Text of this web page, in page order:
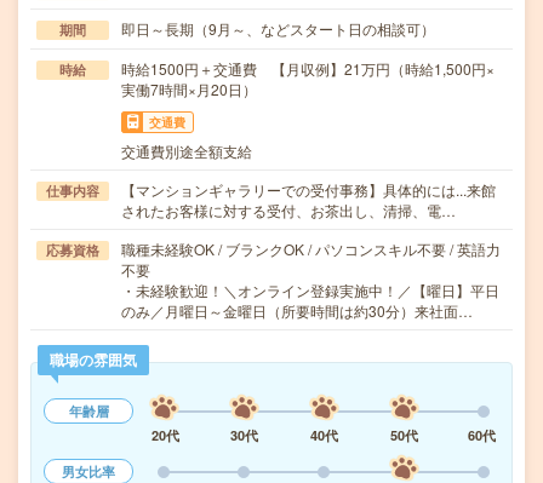
期間 即日～長期（9月～、などスタート日の相談可）
時給
時給1500円＋交通費 【月収例】21万円（時給1,500円×
実働7時間×月20日）
交通費
交通費別途全額支給
仕事内容
【マンションギャラリーでの受付事務】具体的には...来館
されたお客様に対する受付、お茶出し、清掃、電…
応募資格
職種未経験OK / ブランクOK / パソコンスキル不要 / 英語力
不要
・未経験歓迎！＼オンライン登録実施中！／【曜日】平日
のみ／月曜日～金曜日（所要時間は約30分）来社面…
職場の雰囲気
年齢層
20代
30代 40代 50代
60代
男女比率